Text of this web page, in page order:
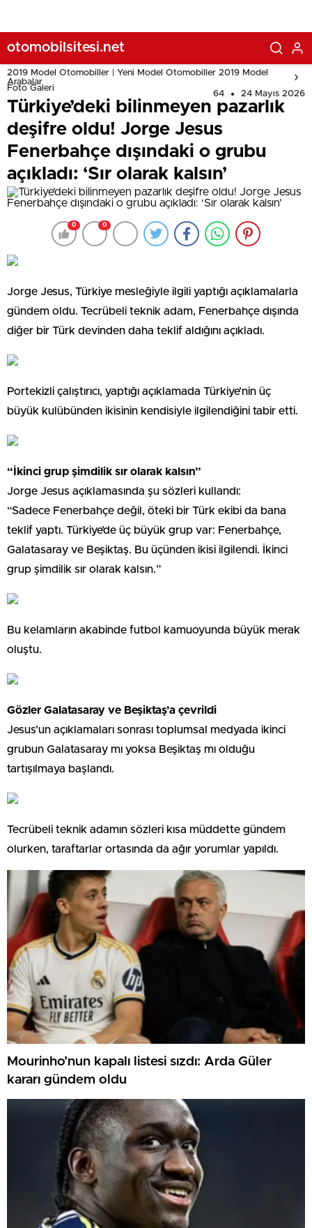
otomobilsitesi.net
2019 Model Otomobiller | Yeni Model Otomobiller 2019 Model
Arabalar
Foto Galeri
64 24 Mayıs 2026
Türkiye’deki bilinmeyen pazarlık
deşifre oldu! Jorge Jesus
Fenerbahçe dışındaki o grubu
açıkladı: ‘Sır olarak kalsın’
0 0
Jorge Jesus, Türkiye mesleğiyle ilgili yaptığı açıklamalarla
gündem oldu. Tecrübeli teknik adam, Fenerbahçe dışında
diğer bir Türk devinden daha teklif aldığını açıkladı.
Portekizli çalıştırıcı, yaptığı açıklamada Türkiye’nin üç
büyük kulübünden ikisinin kendisiyle ilgilendiğini tabir etti.
“İkinci grup şimdilik sır olarak kalsın”
Jorge Jesus açıklamasında şu sözleri kullandı:
“Sadece Fenerbahçe değil, öteki bir Türk ekibi da bana
teklif yaptı. Türkiye’de üç büyük grup var: Fenerbahçe,
Galatasaray ve Beşiktaş. Bu üçünden ikisi ilgilendi. İkinci
grup şimdilik sır olarak kalsın.”
Bu kelamların akabinde futbol kamuoyunda büyük merak
oluştu.
Gözler Galatasaray ve Beşiktaş’a çevrildi
Jesus’un açıklamaları sonrası toplumsal medyada ikinci
grubun Galatasaray mı yoksa Beşiktaş mı olduğu
tartışılmaya başlandı.
Tecrübeli teknik adamın sözleri kısa müddette gündem
olurken, taraftarlar ortasında da ağır yorumlar yapıldı.
Mourinho’nun kapalı listesi sızdı: Arda Güler
kararı gündem oldu